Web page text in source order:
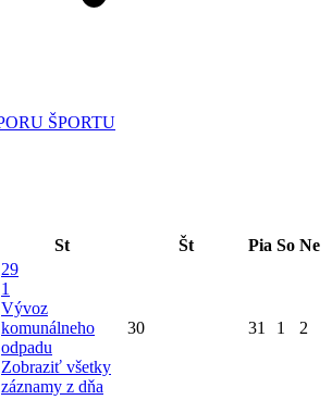
St Št Pia So Ne
29
1
Vývoz
komunálneho
odpadu
Zobraziť všetky
záznamy z dňa
30 31 1 2